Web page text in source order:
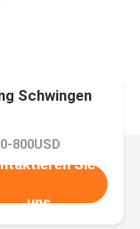
Schwingen
800USD
Sie
uns